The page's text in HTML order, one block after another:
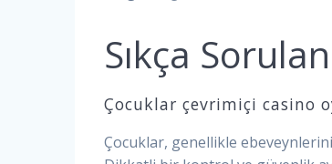
Sıkça
Çocuklar çevrimiçi casino
Çocuklar, genellikle